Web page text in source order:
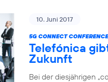
10. Juni 2017
5G CONNECT
Telefónica
Zukunft
Bei der diesjährigen